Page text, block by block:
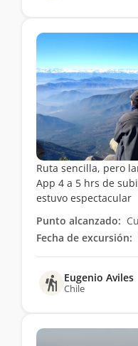
Ruta sencilla, pero
App 4 a 5 hrs de
estuvo espectacular
Punto alcanzado:
Fecha de excursión:
Eugenio Aviles
Chile